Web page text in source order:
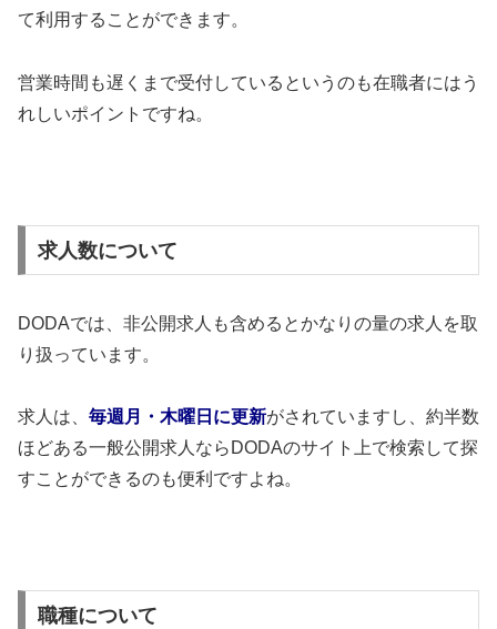
て利用することができます。
営業時間も遅くまで受付しているというのも在職者にはう
れしいポイントですね。
求人数について
DODAでは、非公開求人も含めるとかなりの量の求人を取
り扱っています。
求人は、 毎週月・木曜日に更新がされていますし、約半数
ほどある一般公開求人ならDODAのサイト上で検索して探
すことができるのも便利ですよね。
職種について